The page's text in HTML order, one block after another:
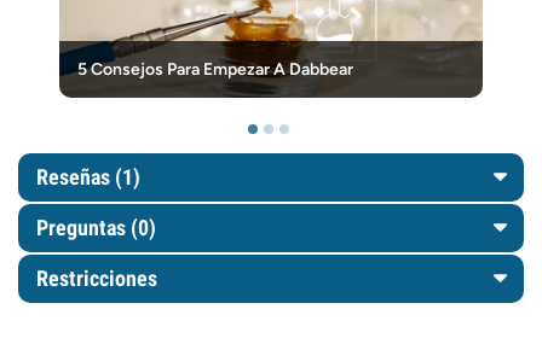
5 Consejos Para Empezar A Dabbear
Reseñas (1)
Preguntas (0)
Restricciones